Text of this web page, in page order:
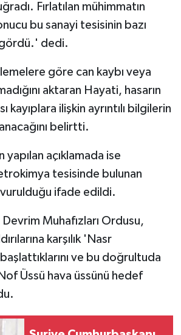
Fırlatılan mühimmatın
bu sanayi tesisinin bazı
dedi.
göre can kaybı veya
aktaran Hayati, hasarın
kayıplara ilişkin ayrıntılı bilgilerin
belirtti.
yapılan açıklamada ise
tesisinde bulunan
ifade edildi.
Muhafızları Ordusu,
karşılık 'Nasr
ve bu doğrultuda
Üssü hava üssünü hedef